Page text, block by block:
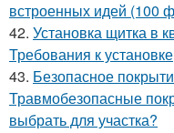
встроенных идей (100
42. Установка щитка в
Требования к установке
43. Безопасное
Травмобезопасные
выбрать для участка?